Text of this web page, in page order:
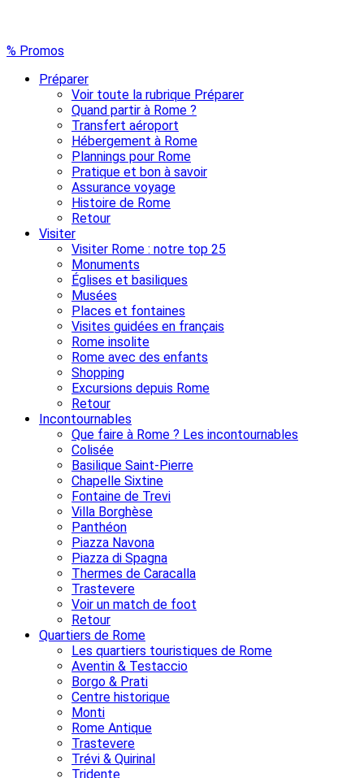
% Promos
Préparer
Voir toute la rubrique Préparer
Quand partir à Rome ?
Transfert aéroport
Hébergement à Rome
Plannings pour Rome
Pratique et bon à savoir
Assurance voyage
Histoire de Rome
Retour
Visiter
Visiter Rome : notre top 25
Monuments
Églises et basiliques
Musées
Places et fontaines
Visites guidées en français
Rome insolite
Rome avec des enfants
Shopping
Excursions depuis Rome
Retour
Incontournables
Que faire à Rome ? Les incontournables
Colisée
Basilique Saint-Pierre
Chapelle Sixtine
Fontaine de Trevi
Villa Borghèse
Panthéon
Piazza Navona
Piazza di Spagna
Thermes de Caracalla
Trastevere
Voir un match de foot
Retour
Quartiers de Rome
Les quartiers touristiques de Rome
Aventin & Testaccio
Borgo & Prati
Centre historique
Monti
Rome Antique
Trastevere
Trévi & Quirinal
Tridente